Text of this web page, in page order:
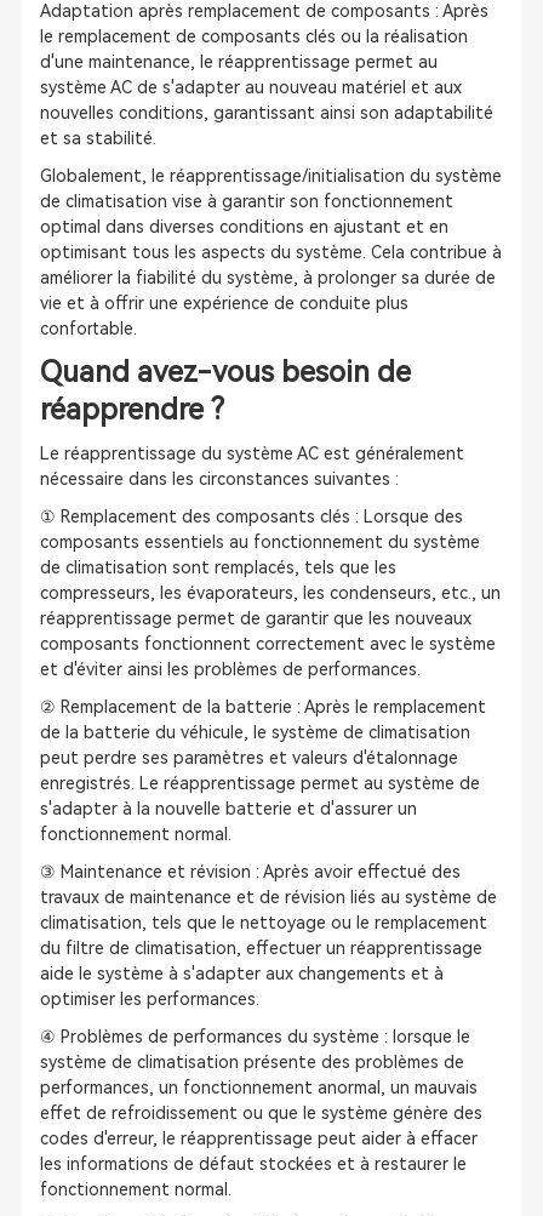
Adaptation après remplacement de composants : Après
le remplacement de composants clés ou la réalisation
d'une maintenance, le réapprentissage permet au
système AC de s'adapter au nouveau matériel et aux
nouvelles conditions, garantissant ainsi son adaptabilité
et sa stabilité.
Globalement, le réapprentissage/initialisation du système
de climatisation vise à garantir son fonctionnement
optimal dans diverses conditions en ajustant et en
optimisant tous les aspects du système. Cela contribue à
améliorer la fiabilité du système, à prolonger sa durée de
vie et à offrir une expérience de conduite plus
confortable.
Quand avez-vous besoin de
réapprendre ?
Le réapprentissage du système AC est généralement
nécessaire dans les circonstances suivantes :
① Remplacement des composants clés : Lorsque des
composants essentiels au fonctionnement du système
de climatisation sont remplacés, tels que les
compresseurs, les évaporateurs, les condenseurs, etc., un
réapprentissage permet de garantir que les nouveaux
composants fonctionnent correctement avec le système
et d'éviter ainsi les problèmes de performances.
② Remplacement de la batterie : Après le remplacement
de la batterie du véhicule, le système de climatisation
peut perdre ses paramètres et valeurs d'étalonnage
enregistrés. Le réapprentissage permet au système de
s'adapter à la nouvelle batterie et d'assurer un
fonctionnement normal.
③ Maintenance et révision : Après avoir effectué des
travaux de maintenance et de révision liés au système de
climatisation, tels que le nettoyage ou le remplacement
du filtre de climatisation, effectuer un réapprentissage
aide le système à s'adapter aux changements et à
optimiser les performances.
④ Problèmes de performances du système : lorsque le
système de climatisation présente des problèmes de
performances, un fonctionnement anormal, un mauvais
effet de refroidissement ou que le système génère des
codes d'erreur, le réapprentissage peut aider à effacer
les informations de défaut stockées et à restaurer le
fonctionnement normal.